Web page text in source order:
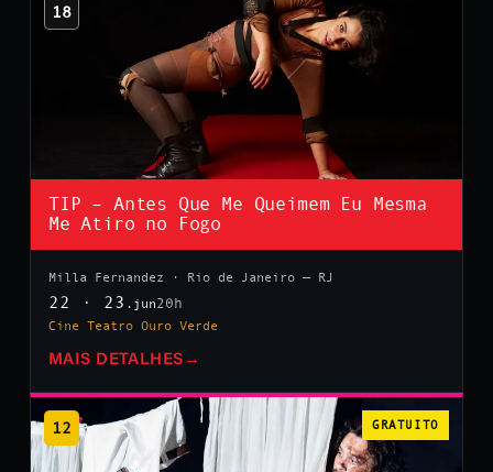
18
TIP – Antes Que Me Queimem Eu Mesma
Me Atiro no Fogo
Milla Fernandez · Rio de Janeiro — RJ
22 · 23 .jun20h
Cine Teatro Ouro Verde
MAIS DETALHES →
12 GRATUITO